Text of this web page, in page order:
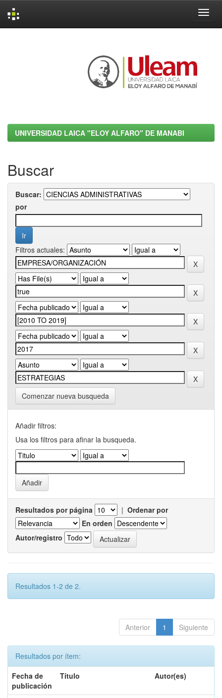
UNIVERSIDAD LAICA "ELOY ALFARO" DE MANABI
Buscar
Buscar:
por
Filtros actuales:
Comenzar nueva busqueda
Añadir filtros:
Usa los filtros para afinar la busqueda.
Resultados por página | Ordenar por
En orden
Autor/registro
Resultados 1-2 de 2.
Anterior 1 Siguiente
Resultados por ítem:
Fecha de
publicación
Título Autor(es)